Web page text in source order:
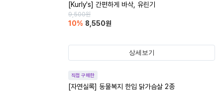
[Kurly's] 간편하게 바삭, 유린기
9,500원
10% 8,550원
상세보기
직접 구매한
[자연실록] 동물복지 한입 닭가슴살 2종